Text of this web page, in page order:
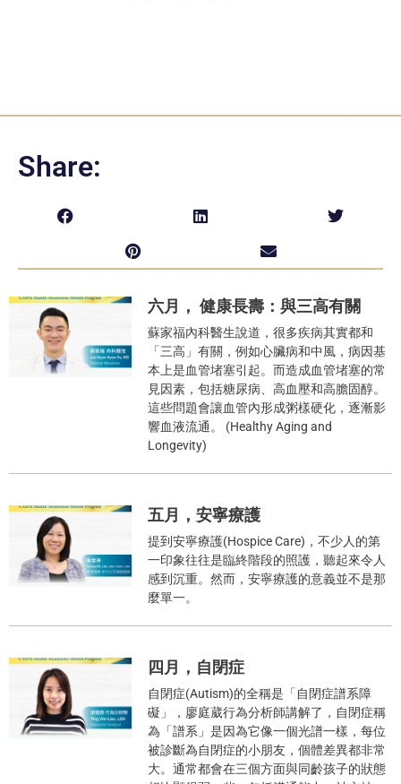
Share:
六月， 健康長壽：與三高有關
蘇家福內科醫生說道，很多疾病其實都和
「三高」有關，例如心臟病和中風，病因基
本上是血管堵塞引起。而造成血管堵塞的常
見因素，包括糖尿病、高血壓和高膽固醇。
這些問題會讓血管內形成粥樣硬化，逐漸影
響血液流通。 (Healthy Aging and
Longevity)
五月，安寧療護
提到安寧療護(Hospice Care)，不少人的第
一印象往往是臨終階段的照護，聽起來令人
感到沉重。然而，安寧療護的意義並不是那
麼單一。
四月，自閉症
自閉症(Autism)的全稱是「自閉症譜系障
礙」，廖庭葳行為分析師講解了，自閉症稱
為「譜系」是因為它像一個光譜一樣，每位
被診斷為自閉症的小朋友，個體差異都非常
大。通常都會在三個方面與同齡孩子的狀態